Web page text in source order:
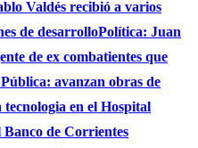
Valdés recibió a varios
de desarrolloPolítica: Juan
de ex combatientes que
avanzan obras de
tecnologia en el Hospital
de Corrientes